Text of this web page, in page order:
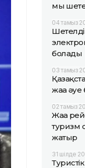
мың
04 тамыз
болады
03 тамыз
жаңа
02 тамыз
Жаңа
туризм
жатыр
31 шілде